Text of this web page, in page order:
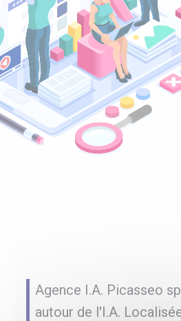
Agence I.A. Picasseo
autour de l'I.A.